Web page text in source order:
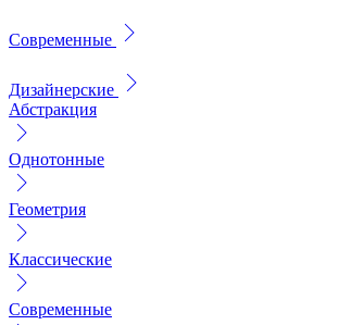
Современные
Дизайнерские
Абстракция
Однотонные
Геометрия
Классические
Современные